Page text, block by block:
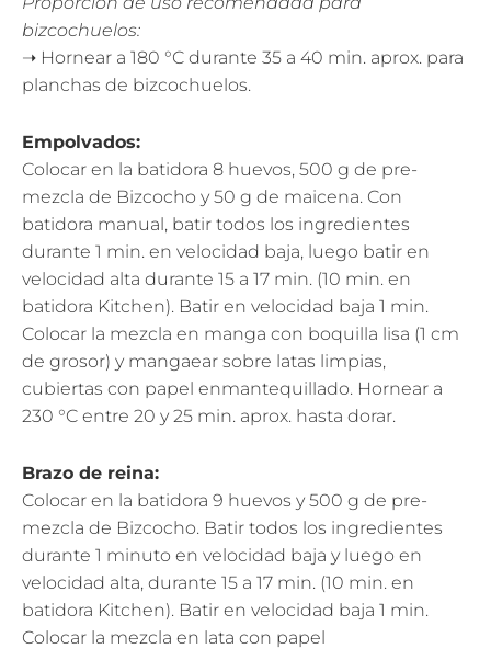
bizcochuelos:
➝ Hornear a 180 °C durante 35 a 40 min. aprox. para
planchas de bizcochuelos.
Empolvados:
Colocar en la batidora 8 huevos, 500 g de pre-
mezcla de Bizcocho y 50 g de maicena. Con
batidora manual, batir todos los ingredientes
durante 1 min. en velocidad baja, luego batir en
velocidad alta durante 15 a 17 min. (10 min. en
batidora Kitchen). Batir en velocidad baja 1 min.
Colocar la mezcla en manga con boquilla lisa (1 cm
de grosor) y mangaear sobre latas limpias,
cubiertas con papel enmantequillado. Hornear a
230 °C entre 20 y 25 min. aprox. hasta dorar.
Brazo de reina:
Colocar en la batidora 9 huevos y 500 g de pre-
mezcla de Bizcocho. Batir todos los ingredientes
durante 1 minuto en velocidad baja y luego en
velocidad alta, durante 15 a 17 min. (10 min. en
batidora Kitchen). Batir en velocidad baja 1 min.
Colocar la mezcla en lata con papel